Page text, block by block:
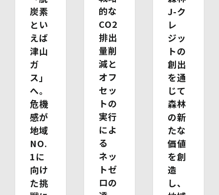
炭素
とい
えば
津山
ガ
ス」
へ。
危機
感が
地域
NO.
1に
向け
た挑
的な
CO2
排出
量削
減と
オフ
セッ
トの
実行
によ
る
ネッ
トゼ
ロの
J-ク
レ
ジッ
トの
創出
を通
じて
森林
の新
たな
価値
を創
造
し、